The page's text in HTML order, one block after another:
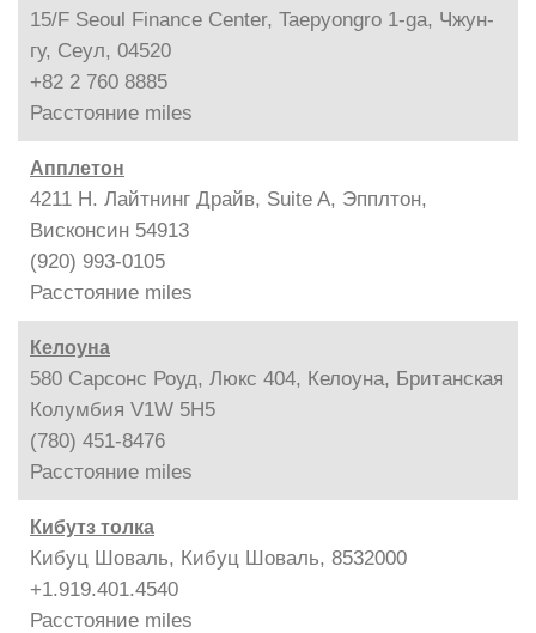
15/F Seoul Finance Center, Taepyongro 1-ga, Чжун-
гу, Сеул, 04520
+82 2 760 8885
Расстояние miles
Апплетон
4211 Н. Лайтнинг Драйв, Suite A, Эпплтон,
Висконсин 54913
(920) 993-0105
Расстояние miles
Келоуна
580 Сарсонс Роуд, Люкс 404, Келоуна, Британская
Колумбия V1W 5H5
(780) 451-8476
Расстояние miles
Кибутз толка
Кибуц Шоваль, Кибуц Шоваль, 8532000
+1.919.401.4540
Расстояние miles